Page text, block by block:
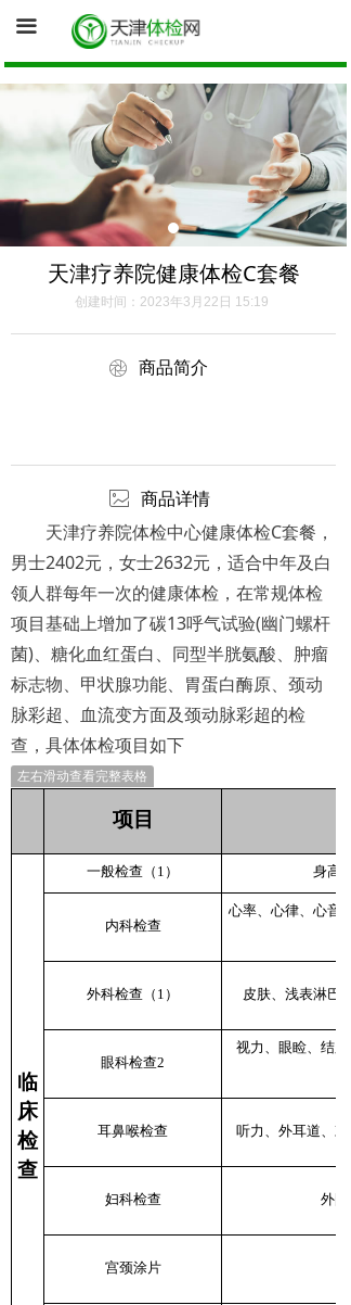
끀
首页
询底价（医院体检中心为您报价）
促销体检卡
健康证体检
天津疗养院健康体检C套餐
商品简介
创建时间： 2023年3月22日 15:19
商品详情
天津疗养院体检中心健康体检C套餐，
男士2402元，女士2632元，适合中年及白
领人群每年一次的健康体检，在常规体检
项目基础上增加了碳13呼气试验(幽门螺杆
菌)、糖化血红蛋白、同型半胱氨酸、肿瘤
标志物、甲状腺功能、胃蛋白酶原、颈动
脉彩超、血流变方面及颈动脉彩超的检
查，具体体检项目如下
左右滑动查看完整表格
项目
临
床
检
查
一般检查（1） 身高
内科检查
心率、心律、心音
外科检查（1） 皮肤、浅表淋巴
眼科检查2
视力、眼睑、结
耳鼻喉检查 听力、外耳道、
妇科检查 外
宫颈涂片
ꁵ
ꂈ